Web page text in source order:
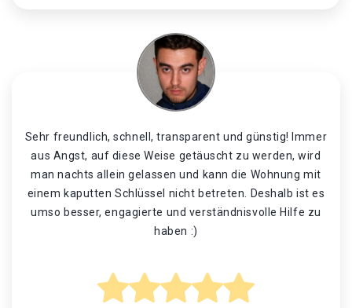
Sehr freundlich, schnell, transparent und günstig! Immer
aus Angst, auf diese Weise getäuscht zu werden, wird
man nachts allein gelassen und kann die Wohnung mit
einem kaputten Schlüssel nicht betreten. Deshalb ist es
umso besser, engagierte und verständnisvolle Hilfe zu
haben :)